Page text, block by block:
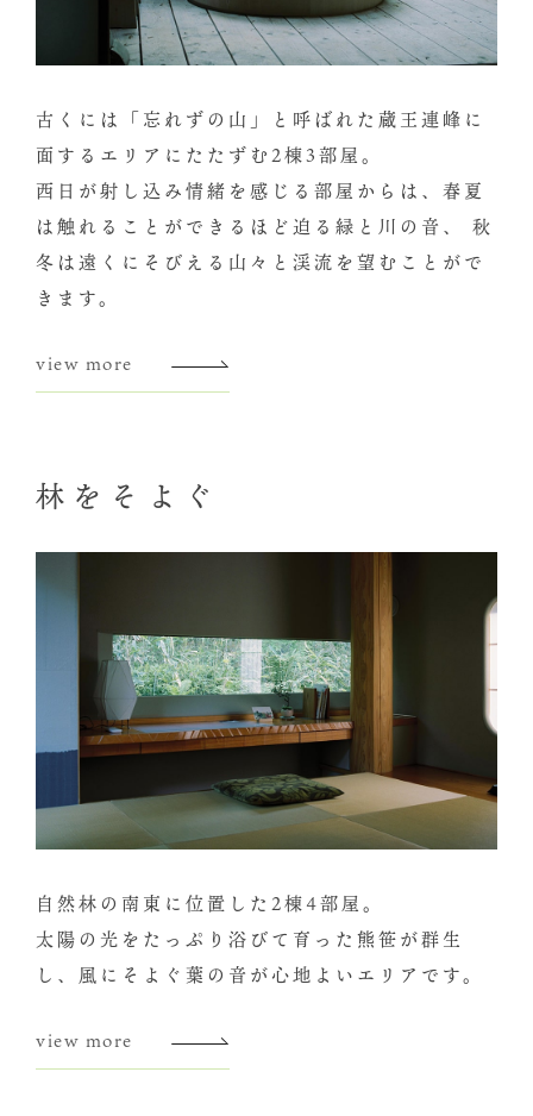
古くには「忘れずの山」と呼ばれた蔵王連峰に
面するエリアにたたずむ2棟3部屋。
西日が射し込み情緒を感じる部屋からは、春夏
は触れることができるほど迫る緑と川の音、 秋
冬は遠くにそびえる山々と渓流を望むことがで
きます。
view more
林をそよぐ
自然林の南東に位置した2棟4部屋。
太陽の光をたっぷり浴びて育った熊笹が群生
し、風にそよぐ葉の音が心地よいエリアです。
view more